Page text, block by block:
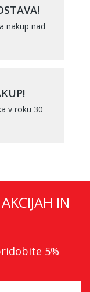
nakup nad
v roku 30
IN
5%